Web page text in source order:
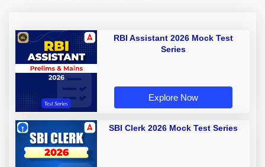
RBI Assistant 2026 Mock Test
Series
Explore Now
SBI Clerk 2026 Mock Test Series